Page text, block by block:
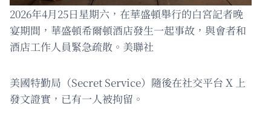
2026年4月25日星期六，在華盛頓舉行的白宮記者晚
宴期間，華盛頓希爾頓酒店發生一起事故，與會者和
酒店工作人員緊急疏散。美聯社
美國特勤局（Secret Service）隨後在社交平台 X 上
發文證實，已有一人被拘留。